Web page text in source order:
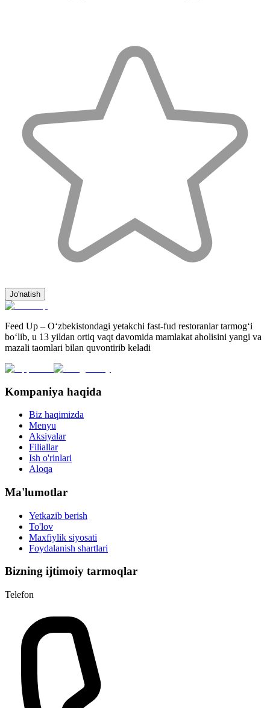
Jo'natish
Feed Up – O‘zbekistondagi yetakchi fast-fud restoranlar tarmog‘i
bo‘lib, u 13 yildan ortiq vaqt davomida mamlakat aholisini yangi va
mazali taomlari bilan quvontirib keladi
Kompaniya haqida
Biz haqimizda
Menyu
Aksiyalar
Filiallar
Ish o'rinlari
Aloqa
Ma'lumotlar
Yetkazib berish
To'lov
Maxfiylik siyosati
Foydalanish shartlari
Bizning ijtimoiy tarmoqlar
Telefon